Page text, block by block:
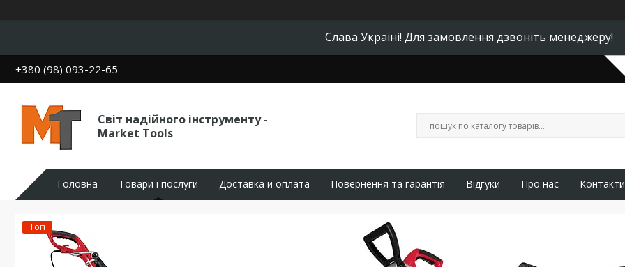
Слава Україні! Для замовлення дзвоніть менеджеру!
+380 (98) 093-22-65
Світ надійного інструменту -
Market Tools
Головна Товари і послуги Доставка и оплата Повернення та гарантія Відгуки Про нас Контакти
Топ